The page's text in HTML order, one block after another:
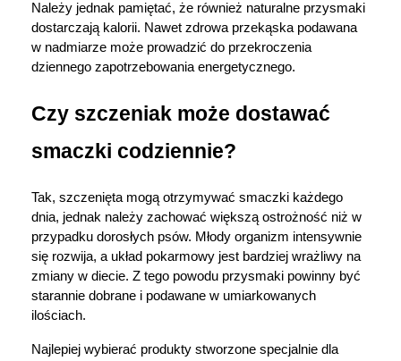
Należy jednak pamiętać, że również naturalne przysmaki
dostarczają kalorii. Nawet zdrowa przekąska podawana
w nadmiarze może prowadzić do przekroczenia
dziennego zapotrzebowania energetycznego.
Czy szczeniak może dostawać
smaczki codziennie?
Tak, szczenięta mogą otrzymywać smaczki każdego
dnia, jednak należy zachować większą ostrożność niż w
przypadku dorosłych psów. Młody organizm intensywnie
się rozwija, a układ pokarmowy jest bardziej wrażliwy na
zmiany w diecie. Z tego powodu przysmaki powinny być
starannie dobrane i podawane w umiarkowanych
ilościach.
Najlepiej wybierać produkty stworzone specjalnie dla